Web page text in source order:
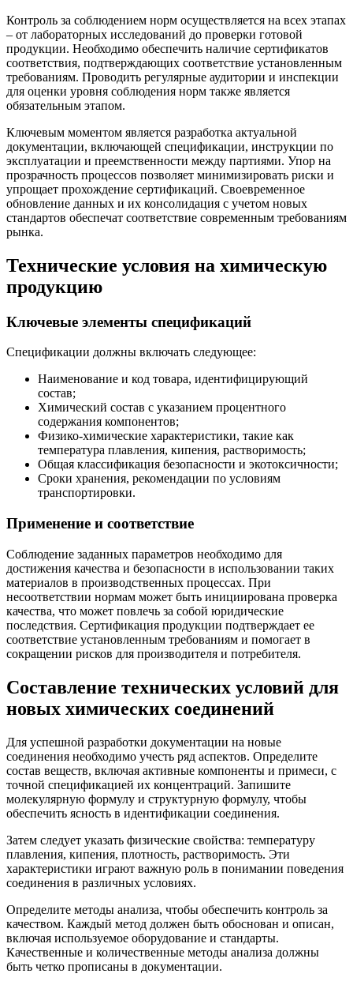
Контроль за соблюдением норм осуществляется на всех этапах
– от лабораторных исследований до проверки готовой
продукции. Необходимо обеспечить наличие сертификатов
соответствия, подтверждающих соответствие установленным
требованиям. Проводить регулярные аудитории и инспекции
для оценки уровня соблюдения норм также является
обязательным этапом.
Ключевым моментом является разработка актуальной
документации, включающей спецификации, инструкции по
эксплуатации и преемственности между партиями. Упор на
прозрачность процессов позволяет минимизировать риски и
упрощает прохождение сертификаций. Своевременное
обновление данных и их консолидация с учетом новых
стандартов обеспечат соответствие современным требованиям
рынка.
Технические условия на химическую
продукцию
Ключевые элементы спецификаций
Спецификации должны включать следующее:
Наименование и код товара, идентифицирующий
состав;
Химический состав с указанием процентного
содержания компонентов;
Физико-химические характеристики, такие как
температура плавления, кипения, растворимость;
Общая классификация безопасности и экотоксичности;
Сроки хранения, рекомендации по условиям
транспортировки.
Применение и соответствие
Соблюдение заданных параметров необходимо для
достижения качества и безопасности в использовании таких
материалов в производственных процессах. При
несоответствии нормам может быть инициирована проверка
качества, что может повлечь за собой юридические
последствия. Сертификация продукции подтверждает ее
соответствие установленным требованиям и помогает в
сокращении рисков для производителя и потребителя.
Составление технических условий для
новых химических соединений
Для успешной разработки документации на новые
соединения необходимо учесть ряд аспектов. Определите
состав веществ, включая активные компоненты и примеси, с
точной спецификацией их концентраций. Запишите
молекулярную формулу и структурную формулу, чтобы
обеспечить ясность в идентификации соединения.
Затем следует указать физические свойства: температуру
плавления, кипения, плотность, растворимость. Эти
характеристики играют важную роль в понимании поведения
соединения в различных условиях.
Определите методы анализа, чтобы обеспечить контроль за
качеством. Каждый метод должен быть обоснован и описан,
включая используемое оборудование и стандарты.
Качественные и количественные методы анализа должны
быть четко прописаны в документации.